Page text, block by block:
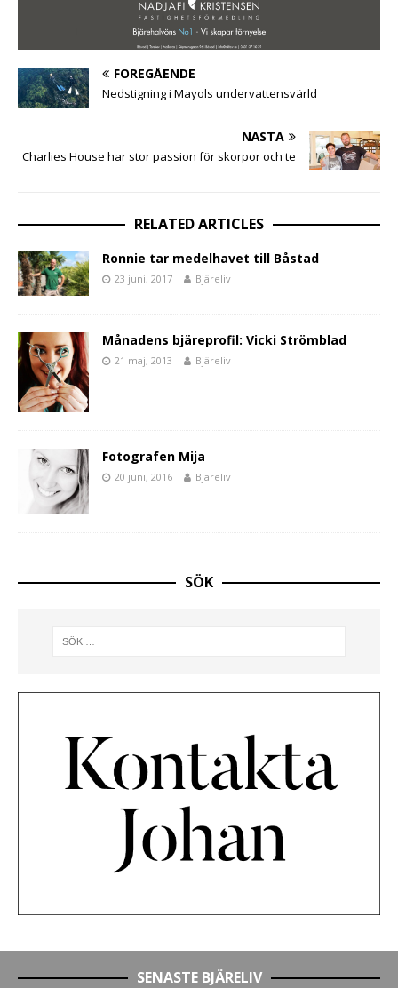
FÖREGÅENDE
Nedstigning i Mayols undervattensvärld
NÄSTA
Charlies House har stor passion för skorpor och te
RELATED ARTICLES
Ronnie tar medelhavet till Båstad
23 juni, 2017 Bjäreliv
Månadens bjäreprofil: Vicki Strömblad
21 maj, 2013 Bjäreliv
Fotografen Mija
20 juni, 2016 Bjäreliv
SÖK
SENASTE BJÄRELIV